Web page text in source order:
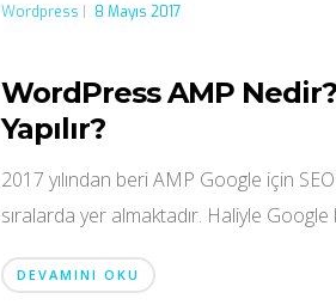
Wordpress 8 Mayıs 2017
WordPress AMP
Yapılır?
2017 yılından beri AMP Google için
sıralarda yer almaktadır. Haliyle Google
DEVAMINI OKU